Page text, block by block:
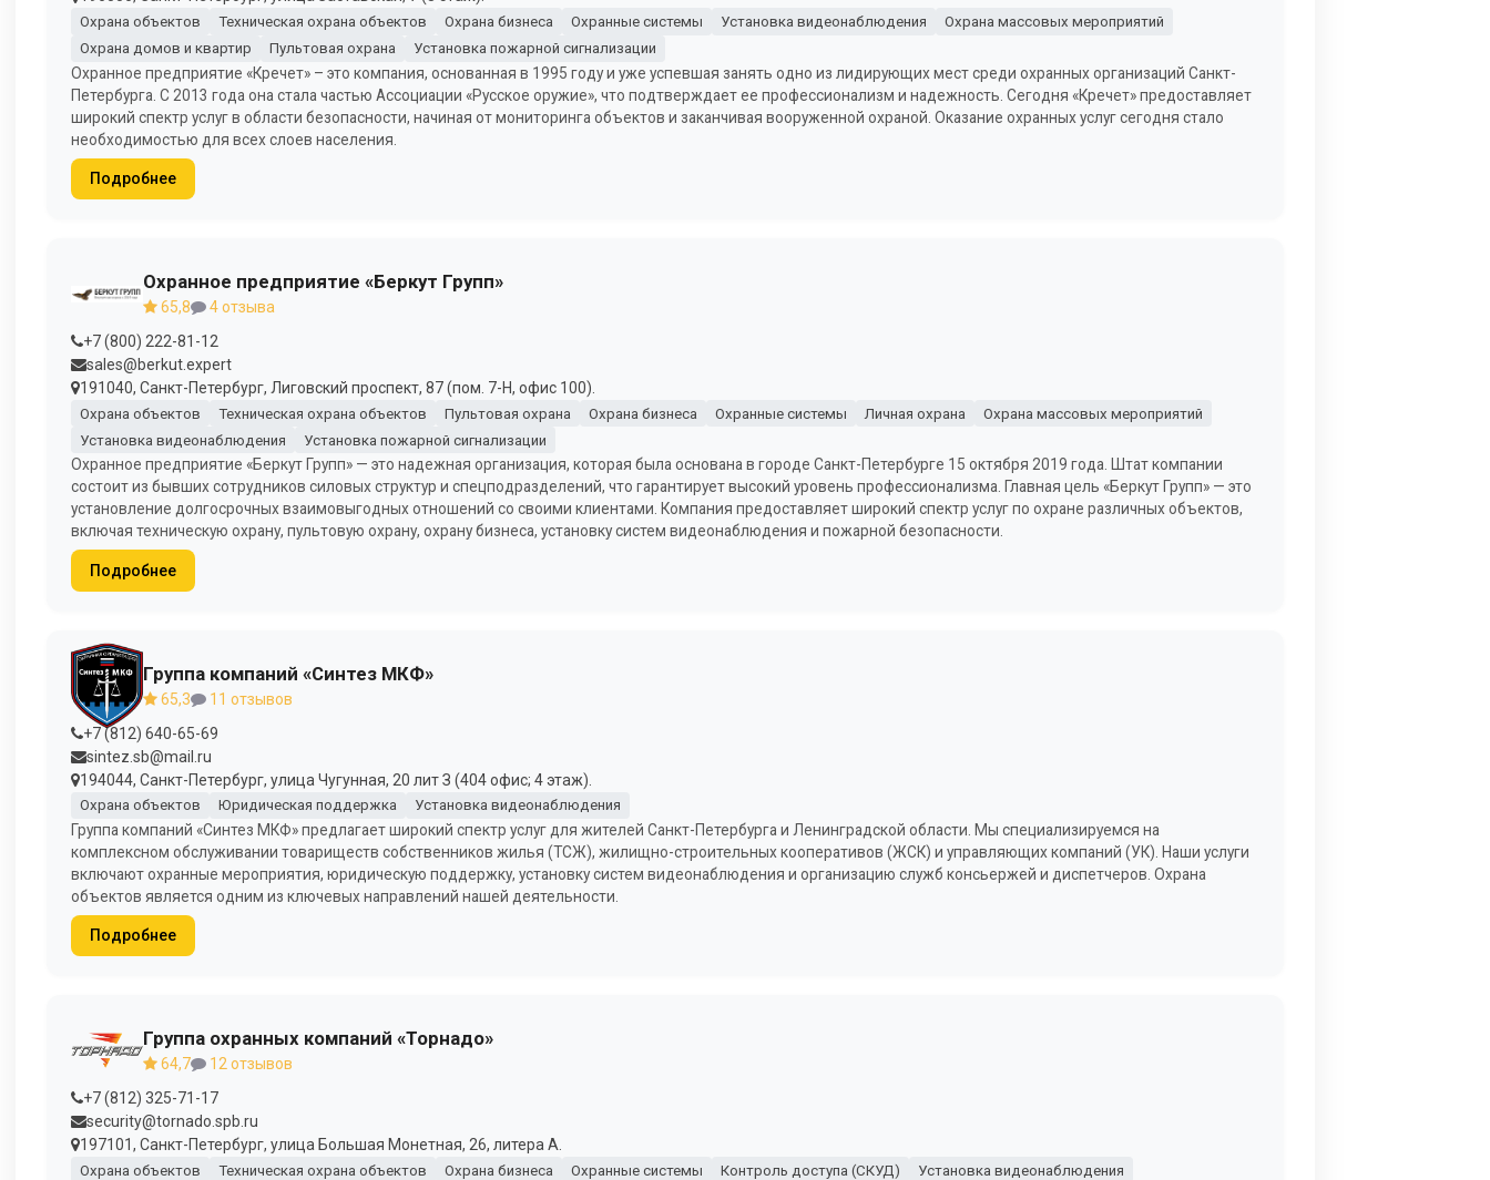
Охрана объектов Техническая охрана объектов Охрана бизнеса Охранные системы Установка видеонаблюдения
Охрана массовых мероприятий
Охрана домов и квартир
Пультовая охрана Установка пожарной сигнализации
Охранное предприятие «Кречет» – это компания, основанная в 1995 году и уже успевшая занять одно из лидирующих мест среди охранных организаций Санкт-
Петербурга. С 2013 года она стала частью Ассоциации «Русское оружие», что подтверждает ее профессионализм и надежность. Сегодня «Кречет» предоставляет
широкий спектр услуг в области безопасности, начиная от мониторинга объектов и заканчивая вооруженной охраной. Оказание охранных услуг сегодня стало
необходимостью для всех слоев населения.
Подробнее
Охранное предприятие «Беркут Групп»
65,8
4 отзыва
+7 (800) 222-81-12
sales@berkut.expert
191040, Санкт-Петербург, Лиговский проспект, 87 (пом. 7-Н, офис 100).
Охрана объектов Техническая охрана объектов Пультовая охрана Охрана бизнеса Охранные системы Личная охрана
Охрана массовых мероприятий
Установка видеонаблюдения
Установка пожарной сигнализации
Охранное предприятие «Беркут Групп» — это надежная организация, которая была основана в городе Санкт-Петербурге 15 октября 2019 года. Штат компании
состоит из бывших сотрудников силовых структур и спецподразделений, что гарантирует высокий уровень профессионализма. Главная цель «Беркут Групп» — это
установление долгосрочных взаимовыгодных отношений со своими клиентами. Компания предоставляет широкий спектр услуг по охране различных объектов,
включая техническую охрану, пультовую охрану, охрану бизнеса, установку систем видеонаблюдения и пожарной безопасности.
Подробнее
Группа компаний «Синтез МКФ»
65,3
11 отзывов
+7 (812) 640-65-69
sintez.sb@mail.ru
194044, Санкт-Петербург, улица Чугунная, 20 лит З (404 офис; 4 этаж).
Охрана объектов Юридическая поддержка Установка видеонаблюдения
Группа компаний «Синтез МКФ» предлагает широкий спектр услуг для жителей Санкт-Петербурга и Ленинградской области. Мы специализируемся на
комплексном обслуживании товариществ собственников жилья (ТСЖ), жилищно-строительных кооперативов (ЖСК) и управляющих компаний (УК). Наши услуги
включают охранные мероприятия, юридическую поддержку, установку систем видеонаблюдения и организацию служб консьержей и диспетчеров. Охрана
объектов является одним из ключевых направлений нашей деятельности.
Подробнее
Группа охранных компаний «Торнадо»
64,7
12 отзывов
+7 (812) 325-71-17
security@tornado.spb.ru
197101, Санкт-Петербург, улица Большая Монетная, 26, литера А.
Охрана объектов Техническая охрана объектов Охрана бизнеса Охранные системы Контроль доступа (СКУД) Установка видеонаблюдения